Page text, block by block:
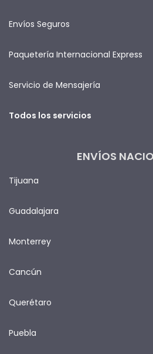
Envíos Seguros
Paquetería Internacional Express
Servicio de Mensajería
Todos los servicios
ENVÍOS
Tijuana
Guadalajara
Monterrey
Cancún
Querétaro
Puebla